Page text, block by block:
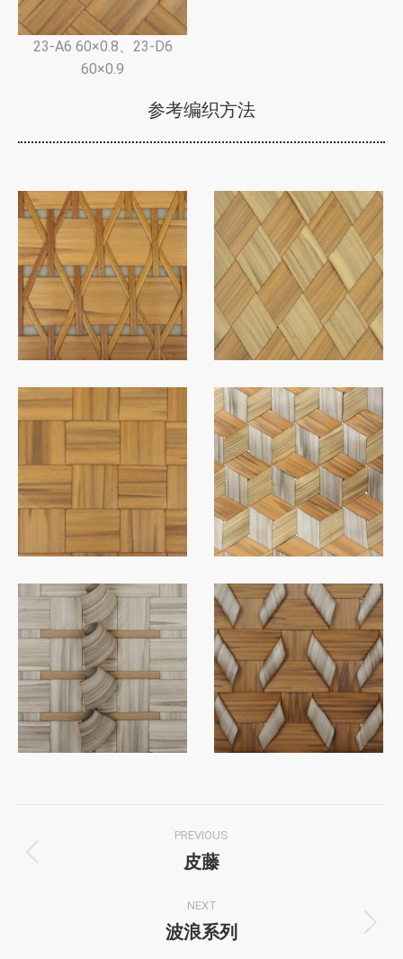
23-A6 60×0.8、23-D6
60×0.9
参考编织方法
目
PREVIOUS
上
项
目：
皮藤
NEXT
下
波浪系列